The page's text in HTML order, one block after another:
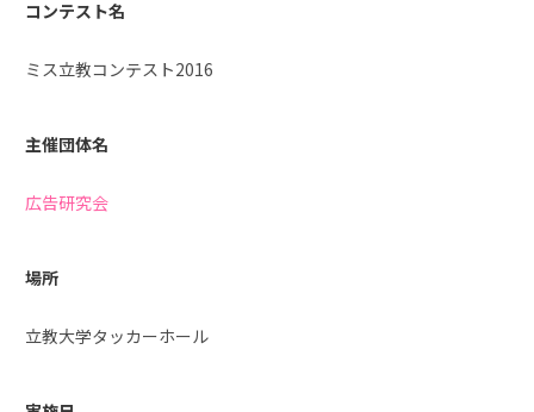
コンテスト名
ミス立教コンテスト2016
主催団体名
広告研究会
場所
立教大学タッカーホール